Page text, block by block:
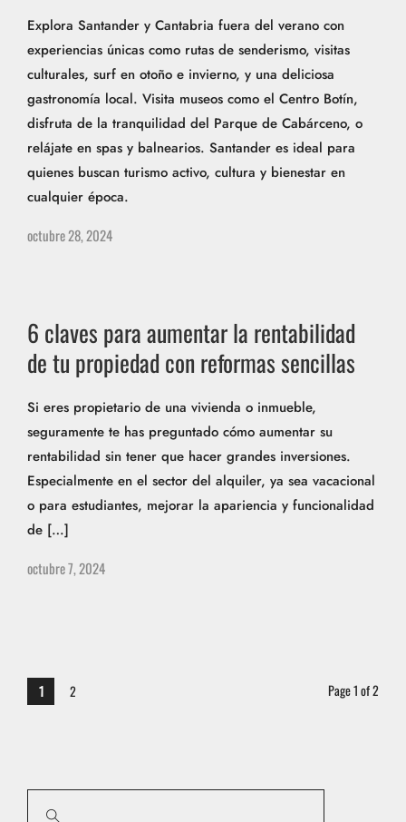
Explora Santander y Cantabria fuera del verano con
experiencias únicas como rutas de senderismo, visitas
culturales, surf en otoño e invierno, y una deliciosa
gastronomía local. Visita museos como el Centro Botín,
disfruta de la tranquilidad del Parque de Cabárceno, o
relájate en spas y balnearios. Santander es ideal para
quienes buscan turismo activo, cultura y bienestar en
cualquier época.
octubre 28, 2024
6 claves para aumentar la rentabilidad
de tu propiedad con reformas sencillas
Si eres propietario de una vivienda o inmueble,
seguramente te has preguntado cómo aumentar su
rentabilidad sin tener que hacer grandes inversiones.
Especialmente en el sector del alquiler, ya sea vacacional
o para estudiantes, mejorar la apariencia y funcionalidad
de […]
octubre 7, 2024
1 2 Page 1 of 2